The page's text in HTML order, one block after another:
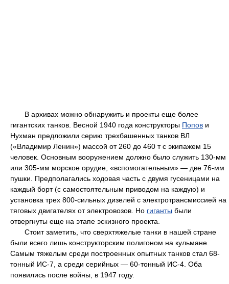
В архивах можно обнаружить и проекты еще более
гигантских танков. Весной 1940 года конструкторы Попов и
Нухман предложили серию трехбашенных танков ВЛ
(«Владимир Ленин») массой от 260 до 460 т с экипажем 15
человек. Основным вооружением должно было служить 130-мм
или 305-мм морское орудие, «вспомогательным» — две 76-мм
пушки. Предполагались ходовая часть с двумя гусеницами на
каждый борт (с самостоятельным приводом на каждую) и
установка трех 800-сильных дизелей с электротрансмиссией на
тяговых двигателях от электровозов. Но гиганты были
отвергнуты еще на этапе эскизного проекта.
Стоит заметить, что сверхтяжелые танки в нашей стране
были всего лишь конструкторским полигоном на кульмане.
Самым тяжелым среди построенных опытных танков стал 68-
тонный ИС-7, а среди серийных — 60-тонный ИС-4. Оба
появились после войны, в 1947 году.